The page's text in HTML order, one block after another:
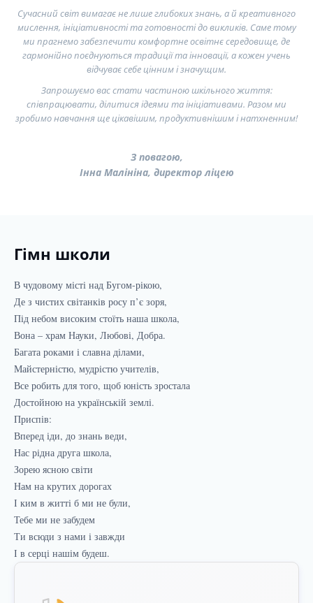
Сучасний світ вимагає не лише глибоких знань, а й креативного
мислення, ініціативності та готовності до викликів. Саме тому
ми прагнемо забезпечити комфортне освітнє середовище, де
гармонійно поєднуються традиції та інновації, а кожен учень
відчуває себе цінним і значущим.
Запрошуємо вас стати частиною шкільного життя:
співпрацювати, ділитися ідеями та ініціативами. Разом ми
зробимо навчання ще цікавішим, продуктивнішим і натхненним!
З повагою,
Інна Малініна, директор ліцею
Гімн школи
В чудовому місті над Бугом-рікою,
Де з чистих світанків росу п’є зоря,
Під небом високим стоїть наша школа,
Вона – храм Науки, Любові, Добра.
Багата роками і славна ділами,
Майстерністю, мудрістю учителів,
Все робить для того, щоб юність зростала
Достойною на українській землі.
Приспів:
Вперед іди, до знань веди,
Нас рідна друга школа,
Зорею ясною світи
Нам на крутих дорогах
І ким в житті б ми не були,
Тебе ми не забудем
Ти всюди з нами і завжди
І в серці нашім будеш.